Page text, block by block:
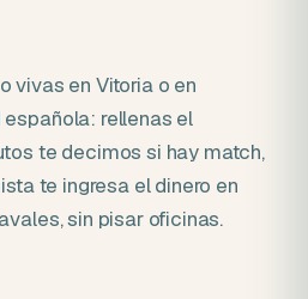
vivas en Vitoria o en
rellenas el
te decimos si hay match,
te ingresa el dinero en
sin pisar oficinas.